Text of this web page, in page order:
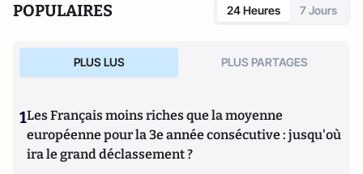
POPULAIRES 24 Heures 7 Jours
PLUS LUS PLUS PARTAGES
1Les Français moins riches que la moyenne
européenne pour la 3e année consécutive : jusqu'où
ira le grand déclassement ?